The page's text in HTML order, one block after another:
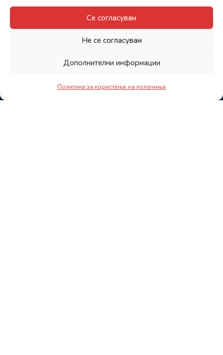
Се согласувам
Не се согласувам
Дополнителни информации
Политика за користење на колачиња